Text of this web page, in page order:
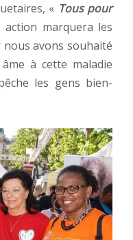
« Tous pour
marquera les
avons souhaité
à cette maladie
les gens bien-